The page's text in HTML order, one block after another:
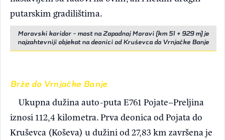
putarskim gradilištima.
Moravski koridor - most na Zapadnoj Moravi (km 51 + 929 m) je
najzahtevniji objekat na deonici od Kruševca do Vrnjačke Banje
Brže do Vrnjačke Banje
Ukupna dužina auto-puta E761 Pojate–Preljina
iznosi 112,4 kilometra. Prva deonica od Pojata do
Kruševca (Koševa) u dužini od 27,83 km završena je